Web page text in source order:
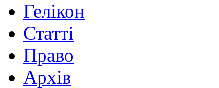
Гелікон
Статті
Право
Архів